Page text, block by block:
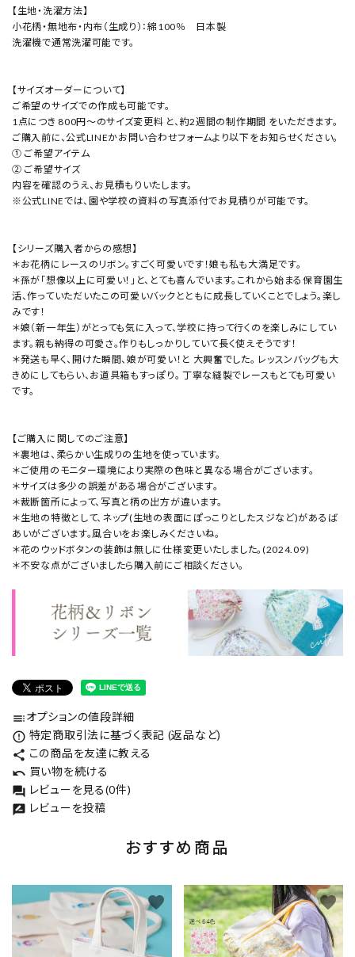
【生地・洗濯方法】
小花柄・無地布・内布（生成り）：綿100％ 日本製
洗濯機で通常洗濯可能です。
【サイズオーダーについて】
ご希望のサイズでの作成も可能です。
1点につき 800円～のサイズ変更料 と、約2週間の制作期間 をいただきます。
ご購入前に、公式LINEかお問い合わせフォームより以下をお知らせください。
① ご希望アイテム
② ご希望サイズ
内容を確認のうえ、お見積もりいたします。
※公式LINEでは、園や学校の資料の写真添付でお見積りが可能です。
【シリーズ購入者からの感想】
＊お花柄にレースのリボン。すごく可愛いです！娘も私も大満足です。
＊孫が「想像以上に可愛い！」と、とても喜んでいます。これから始まる保育園生
活、作っていただいたこの可愛いバックとともに成長していくことでしょう。楽し
みです！
＊娘（新一年生）がとっても気に入って、学校に持って行くのを楽しみにしてい
ます。親も納得の可愛さ。作りもしっかりしていて長く使えそうです！
＊発送も早く、開けた瞬間、娘が可愛い！と 大興奮でした。 レッスンバッグも大
きめにしてもらい、お道具箱もすっぽり。 丁寧な縫製でレースもとても可愛い
です。
【ご購入に関してのご注意】
＊裏地は、柔らかい生成りの生地を使っています。
＊ご使用のモニター環境により実際の色味と異なる場合がございます。
＊サイズは多少の誤差がある場合がございます。
＊裁断箇所によって、写真と柄の出方が違います。
＊生地の特徴として、ネップ(生地の表面にぽっこりとしたスジなど)があるば
あいがございます。風合いをお楽しみくださいね。
＊花のウッドボタンの装飾は無しに仕様変更いたしました。(2024.09)
＊不安な点がございましたら購入前にご相談ください。
tocオプションの値段詳細
error_outline 特定商取引法に基づく表記 (返品など)
share この商品を友達に教える
undo 買い物を続ける
forum レビューを見る(0件)
rate_review レビューを投稿
おすすめ商品
favorite favorite